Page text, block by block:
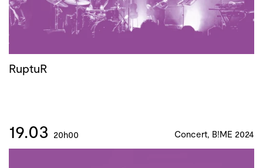
RuptuR
19.03 20h00 Concert, B!ME 2024